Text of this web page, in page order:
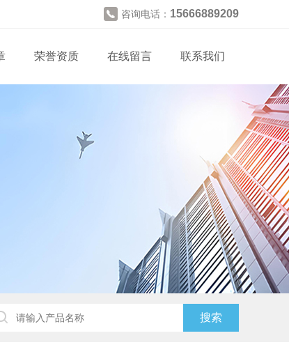
咨询电话： 15666889209
荣誉资质 在线留言 联系我们